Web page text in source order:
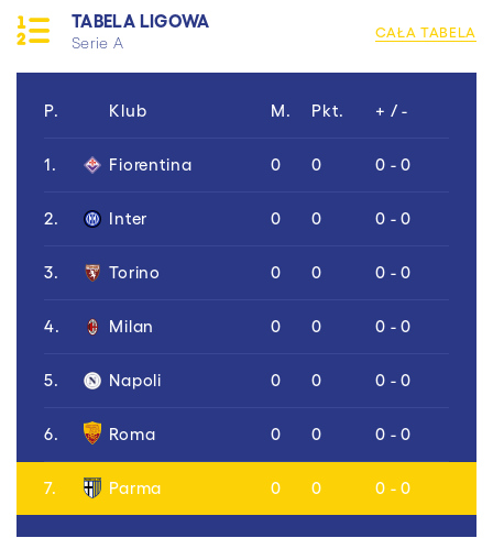
TABELA LIGOWA
Serie A
CAŁA TABELA
P. Klub M. Pkt. + / -
1. Fiorentina 0 0 0 - 0
2. Inter 0 0 0 - 0
3. Torino 0 0 0 - 0
4. Milan 0 0 0 - 0
5. Napoli 0 0 0 - 0
6. Roma 0 0 0 - 0
7. Parma 0 0 0 - 0